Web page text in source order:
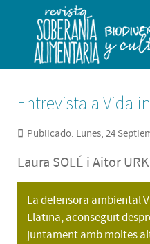
Entrevista a
Publicado: Lunes, 24
Laura SOLÉ i Aitor
La defensora ambiental
Llatina, aconseguit
juntament amb moltes